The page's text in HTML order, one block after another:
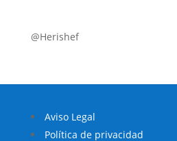
@Herishef
Aviso Legal
Política de privacidad